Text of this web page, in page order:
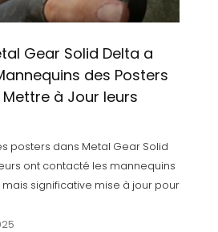
Gear Solid Delta a
des Posters
à Jour leurs
posters dans Metal Gear Solid
ont contacté les mannequins
mais significative mise à jour pour